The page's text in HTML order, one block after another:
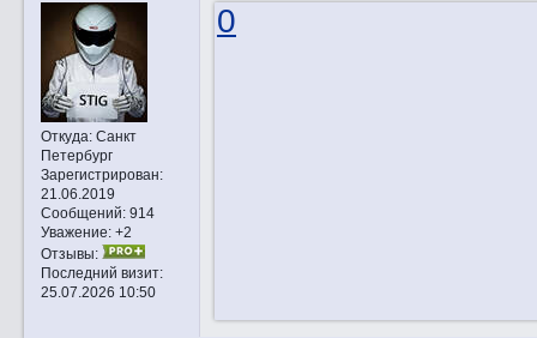
Откуда:Санкт
Петербург
Зарегистрирован:
21.06.2019
Сообщений:914
Уважение: +2
Отзывы:
Последний визит:
25.07.2026 10:50
0